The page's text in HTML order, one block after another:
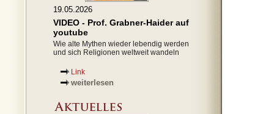
19.05.2026
VIDEO - Prof. Grabner-Haider auf
youtube
Wie alte Mythen wieder lebendig werden
und sich Religionen weltweit wandeln
Link
weiterlesen